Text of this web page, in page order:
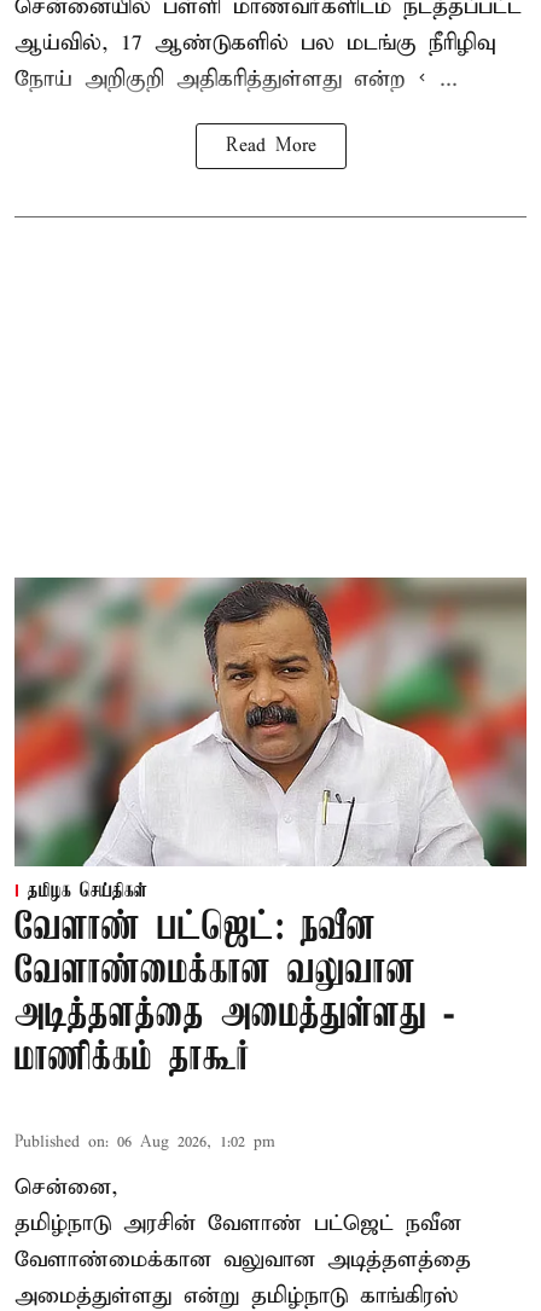
சென்னையில் பள்ளி மாணவர்களிடம் நடத்தப்பட்ட
ஆய்வில், 17 ஆண்டுகளில் பல மடங்கு நீரிழிவு
நோய் அறிகுறி அதிகரித்துள்ளது என்ற < ...
Read More
தமிழக செய்திகள்
வேளாண் பட்ஜெட்: நவீன
வேளாண்மைக்கான வலுவான
அடித்தளத்தை அமைத்துள்ளது -
மாணிக்கம் தாகூர்
Published on: 06 Aug 2026, 1:02 pm
சென்னை,
தமிழ்நாடு அரசின் வேளாண் பட்ஜெட் நவீன
வேளாண்மைக்கான வலுவான அடித்தளத்தை
அமைத்துள்ளது என்று தமிழ்நாடு காங்கிரஸ்